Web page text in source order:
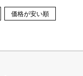
価格が安い順